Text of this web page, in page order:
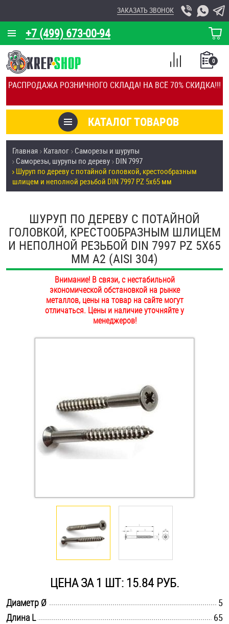
РАСПРОДАЖА РОЗНИЧНОГО СКЛАДА! НА ВСЁ 70% СКИДКА!!!
+7 (499) 673-00-94
ЗАКАЗАТЬ ЗВОНОК
КОРЗИНА
О КОМПАНИИ
КАЛЬКУЛЯТОР
ОТЗЫВЫ
УСЛУГИ
СКИДКИ
ПОКУПАТЕЛЯМ
ОПЛАТА И ДОСТАВКА
НАШИ МАГАЗИНЫ
КАТАЛОГ ТОВАРОВ
0
СПИСОК
СРАВНЕНИЕ
Товары со скидкой
Анкеры
Антивандальный крепёж, инструмент
Болты и винты
Втулки
Гайки
Дюбели
Дюймовый крепёж
Крюки, кольца с метрической резьбой
Крюки, кольца с шурупной резьбой
Саморезы и шурупы
Такелаж
Главная Каталог Саморезы и шурупы
Саморезы, шурупы по дереву DIN 7997
Шуруп по дереву с потайной головкой, крестообразным
шлицем и неполной резьбой DIN 7997 PZ 5х65 мм
ШУРУП ПО ДЕРЕВУ С ПОТАЙНОЙ
ГОЛОВКОЙ, КРЕСТООБРАЗНЫМ ШЛИЦЕМ
И НЕПОЛНОЙ РЕЗЬБОЙ DIN 7997 PZ 5Х65
ММ А2 (AISI 304)
Внимание! В связи, с нестабильной
экономической обстановкой на рынке
металлов, цены на товар на сайте могут
отличаться. Цены и наличие уточняйте у
менеджеров!
ЦЕНА ЗА 1 ШТ: 15.84 РУБ.
Диаметр Ø
5
Длина L
65